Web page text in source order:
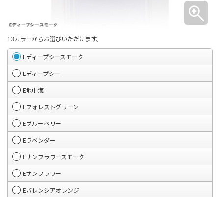
13カラーからお選びいただけます。
Eディープシースモーク
Eディープシー
E地中海
Eフォレストグリーン
Eブルーベリー
Eラベンダー
Eサンフラワースモーク
Eサンフラワー
Eバレンシアオレンジ